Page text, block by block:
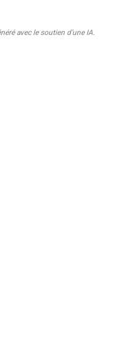
avec le soutien d’une IA.